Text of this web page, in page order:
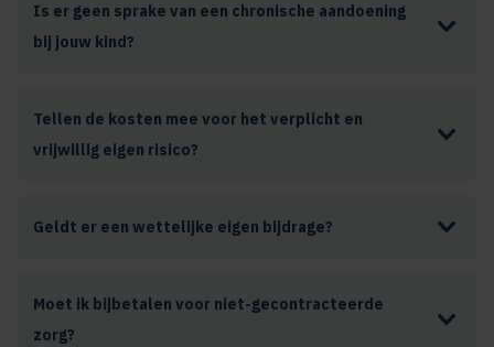
Is er geen sprake van een chronische aandoening
bij jouw kind?
Tellen de kosten mee voor het verplicht en
vrijwillig eigen risico?
Geldt er een wettelijke eigen bijdrage?
Moet ik bijbetalen voor niet-gecontracteerde
zorg?